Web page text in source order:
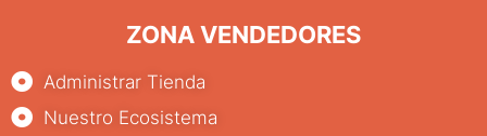
ZONA VENDEDORES
Administrar Tienda
Nuestro Ecosistema